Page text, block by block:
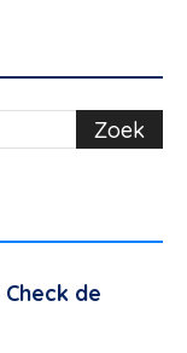
Check de